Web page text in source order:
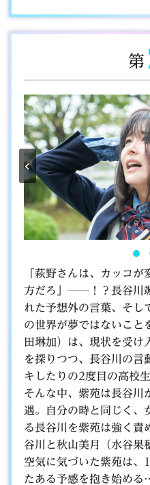
第
‹
「萩野さんは、カッコ
方だろ」──！？長谷川
れた予想外の言葉、そし
の世界が夢ではないこと
田琳加）は、現状を受け
を探りつつ、長谷川の言
キしたりの2度目の高校
そんな中、紫苑は長谷川
遇。自分の時と同じく、
る長谷川を紫苑は強く責
谷川と秋山美月（水谷果
空気に気づいた紫苑は、
たある予感を抱き始める